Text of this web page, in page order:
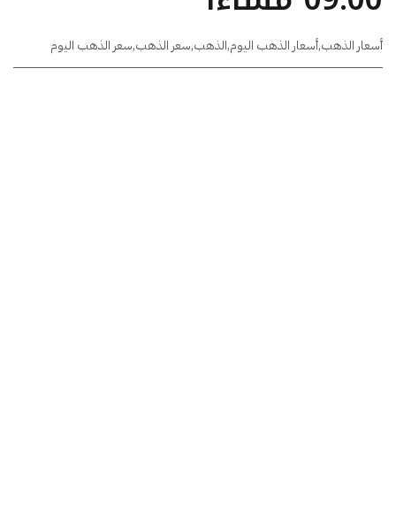
أسعار الذهب,أسعار الذهب اليوم,الذهب,سعر الذهب,سعر الذهب اليوم